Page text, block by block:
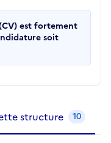
est fortement
soit
structure 10